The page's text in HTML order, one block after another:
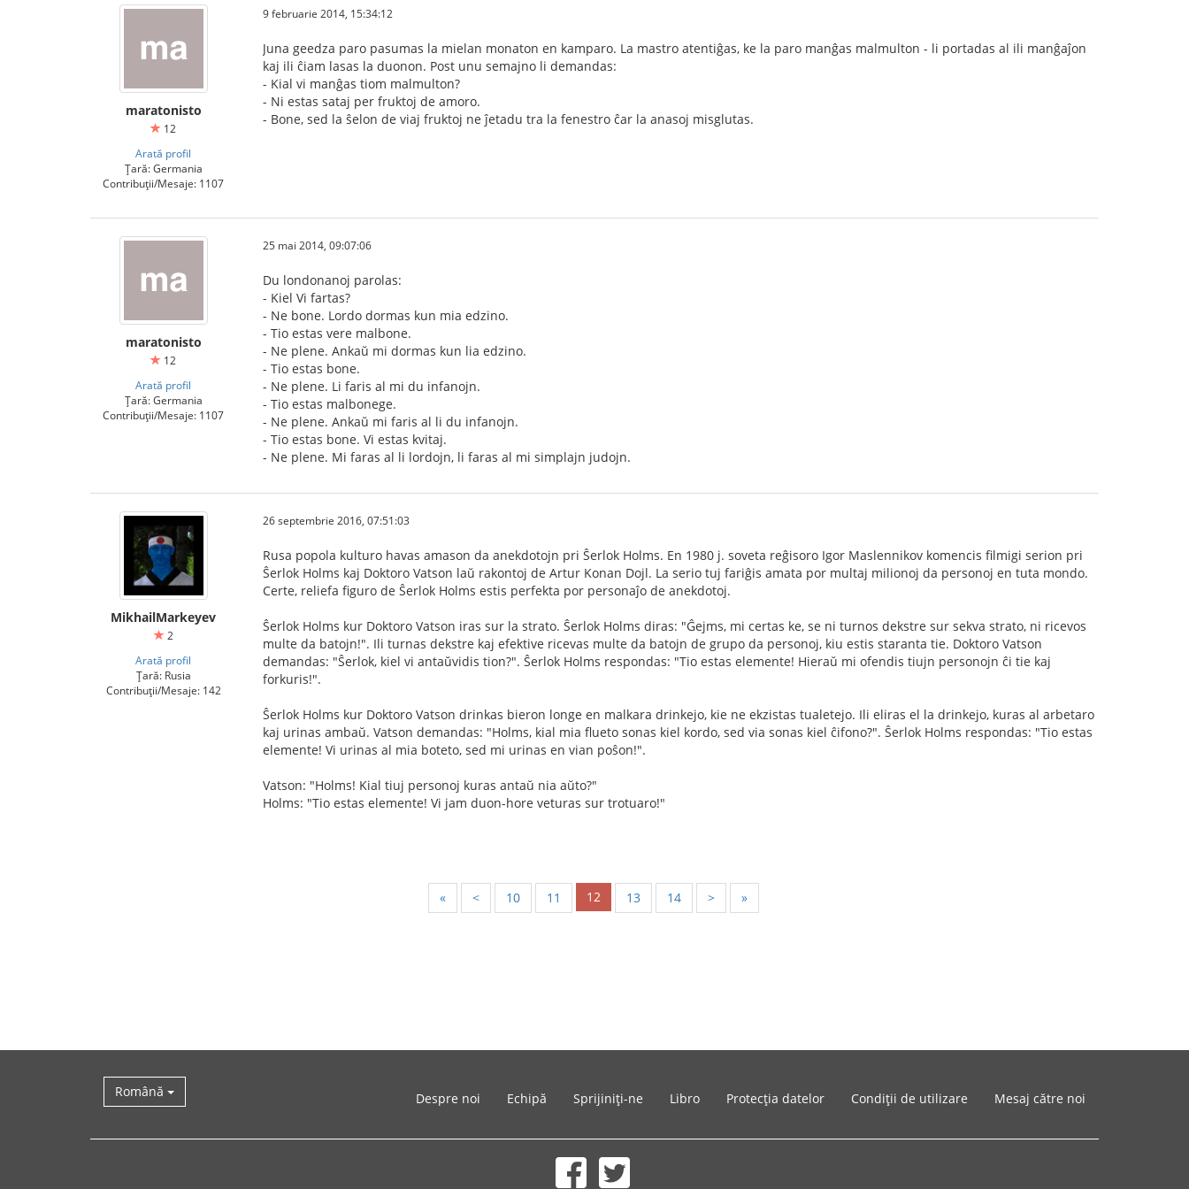
maratonisto
12
Arată profil
Țară: Germania
Contribuții/Mesaje: 1107
9 februarie 2014, 15:34:12
Juna geedza paro pasumas la mielan monaton en kamparo. La mastro atentiĝas, ke la paro manĝas malmulton - li portadas al ili manĝaĵon
kaj ili ĉiam lasas la duonon. Post unu semajno li demandas:
- Kial vi manĝas tiom malmulton?
- Ni estas sataj per fruktoj de amoro.
- Bone, sed la ŝelon de viaj fruktoj ne ĵetadu tra la fenestro ĉar la anasoj misglutas.
maratonisto
12
Arată profil
Țară: Germania
Contribuții/Mesaje: 1107
25 mai 2014, 09:07:06
Du londonanoj parolas:
- Kiel Vi fartas?
- Ne bone. Lordo dormas kun mia edzino.
- Tio estas vere malbone.
- Ne plene. Ankaŭ mi dormas kun lia edzino.
- Tio estas bone.
- Ne plene. Li faris al mi du infanojn.
- Tio estas malbonege.
- Ne plene. Ankaŭ mi faris al li du infanojn.
- Tio estas bone. Vi estas kvitaj.
- Ne plene. Mi faras al li lordojn, li faras al mi simplajn judojn.
MikhailMarkeyev
2
Arată profil
Țară: Rusia
Contribuții/Mesaje: 142
26 septembrie 2016, 07:51:03
Rusa popola kulturo havas amason da anekdotojn pri Ŝerlok Holms. En 1980 j. soveta reĝisoro Igor Maslennikov komencis filmigi serion pri
Ŝerlok Holms kaj Doktoro Vatson laŭ rakontoj de Artur Konan Dojl. La serio tuj fariĝis amata por multaj milionoj da personoj en tuta mondo.
Certe, reliefa figuro de Ŝerlok Holms estis perfekta por personaĵo de anekdotoj.
Ŝerlok Holms kur Doktoro Vatson iras sur la strato. Ŝerlok Holms diras: "Ĝejms, mi certas ke, se ni turnos dekstre sur sekva strato, ni ricevos
multe da batojn!". Ili turnas dekstre kaj efektive ricevas multe da batojn de grupo da personoj, kiu estis staranta tie. Doktoro Vatson
demandas: "Ŝerlok, kiel vi antaŭvidis tion?". Ŝerlok Holms respondas: "Tio estas elemente! Hieraŭ mi ofendis tiujn personojn ĉi tie kaj
forkuris!".
Ŝerlok Holms kur Doktoro Vatson drinkas bieron longe en malkara drinkejo, kie ne ekzistas tualetejo. Ili eliras el la drinkejo, kuras al arbetaro
kaj urinas ambaŭ. Vatson demandas: "Holms, kial mia flueto sonas kiel kordo, sed via sonas kiel ĉifono?". Ŝerlok Holms respondas: "Tio estas
elemente! Vi urinas al mia boteto, sed mi urinas en vian poŝon!".
Vatson: "Holms! Kial tiuj personoj kuras antaŭ nia aŭto?"
Holms: "Tio estas elemente! Vi jam duon-hore veturas sur trotuaro!"
« < 10 11 12 13 14 > »
Română Despre noi Echipă Sprijiniți-ne Libro Protecția datelor Condiții de utilizare Mesaj către noi